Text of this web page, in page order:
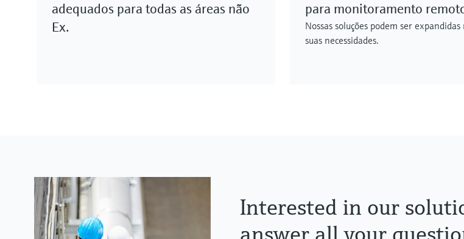
adequados para todas as áreas não
Ex.
para monitoramento
Nossas soluções podem ser
suas necessidades.
Interested in our